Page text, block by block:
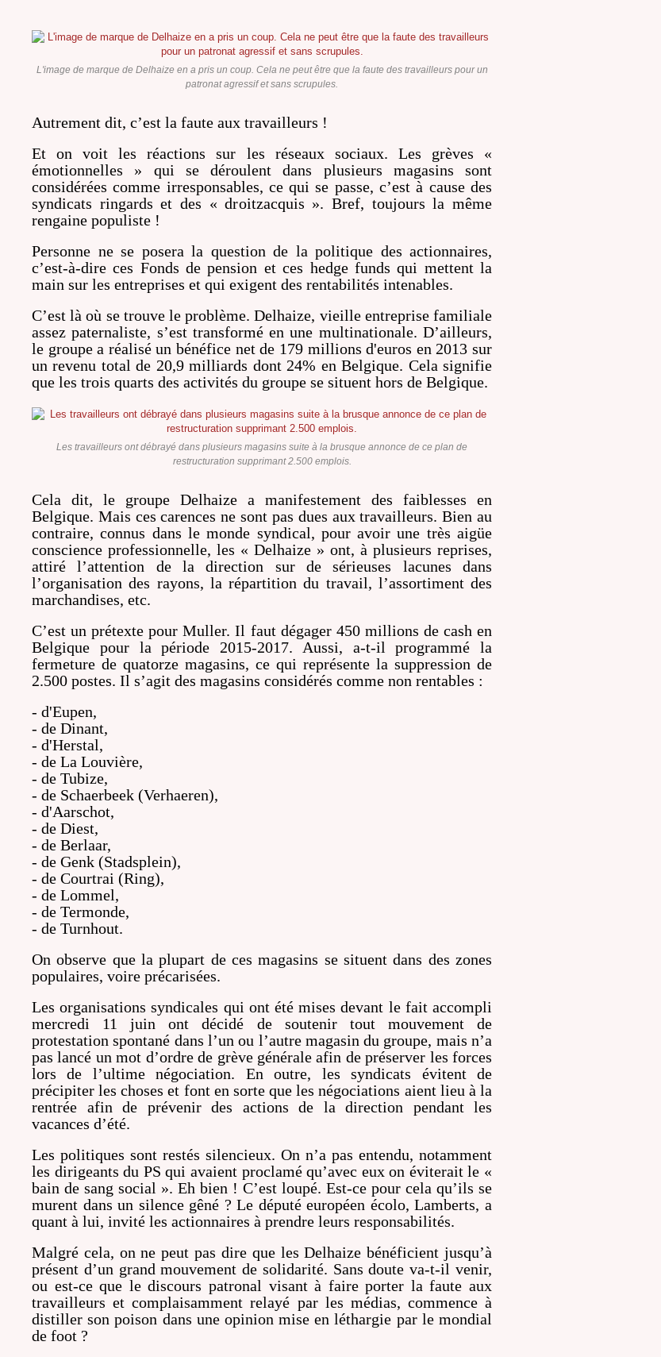
L'image de marque de Delhaize en a pris un coup. Cela ne peut être que la faute des travailleurs pour un
patronat agressif et sans scrupules.
Autrement dit, c’est la faute aux travailleurs !
Et on voit les réactions sur les réseaux sociaux. Les grèves «
émotionnelles » qui se déroulent dans plusieurs magasins sont
considérées comme irresponsables, ce qui se passe, c’est à cause des
syndicats ringards et des « droitzacquis ». Bref, toujours la même
rengaine populiste !
Personne ne se posera la question de la politique des actionnaires,
c’est-à-dire ces Fonds de pension et ces hedge funds qui mettent la
main sur les entreprises et qui exigent des rentabilités intenables.
C’est là où se trouve le problème. Delhaize, vieille entreprise familiale
assez paternaliste, s’est transformé en une multinationale. D’ailleurs,
le groupe a réalisé un bénéfice net de 179 millions d'euros en 2013 sur
un revenu total de 20,9 milliards dont 24% en Belgique. Cela signifie
que les trois quarts des activités du groupe se situent hors de Belgique.
Les travailleurs ont débrayé dans plusieurs magasins suite à la brusque annonce de ce plan de
restructuration supprimant 2.500 emplois.
Cela dit, le groupe Delhaize a manifestement des faiblesses en
Belgique. Mais ces carences ne sont pas dues aux travailleurs. Bien au
contraire, connus dans le monde syndical, pour avoir une très aigüe
conscience professionnelle, les « Delhaize » ont, à plusieurs reprises,
attiré l’attention de la direction sur de sérieuses lacunes dans
l’organisation des rayons, la répartition du travail, l’assortiment des
marchandises, etc.
C’est un prétexte pour Muller. Il faut dégager 450 millions de cash en
Belgique pour la période 2015-2017. Aussi, a-t-il programmé la
fermeture de quatorze magasins, ce qui représente la suppression de
2.500 postes. Il s’agit des magasins considérés comme non rentables :
- d'Eupen,
- de Dinant,
- d'Herstal,
- de La Louvière,
- de Tubize,
- de Schaerbeek (Verhaeren),
- d'Aarschot,
- de Diest,
- de Berlaar,
- de Genk (Stadsplein),
- de Courtrai (Ring),
- de Lommel,
- de Termonde,
- de Turnhout.
On observe que la plupart de ces magasins se situent dans des zones
populaires, voire précarisées.
Les organisations syndicales qui ont été mises devant le fait accompli
mercredi 11 juin ont décidé de soutenir tout mouvement de
protestation spontané dans l’un ou l’autre magasin du groupe, mais n’a
pas lancé un mot d’ordre de grève générale afin de préserver les forces
lors de l’ultime négociation. En outre, les syndicats évitent de
précipiter les choses et font en sorte que les négociations aient lieu à la
rentrée afin de prévenir des actions de la direction pendant les
vacances d’été.
Les politiques sont restés silencieux. On n’a pas entendu, notamment
les dirigeants du PS qui avaient proclamé qu’avec eux on éviterait le «
bain de sang social ». Eh bien ! C’est loupé. Est-ce pour cela qu’ils se
murent dans un silence gêné ? Le député européen écolo, Lamberts, a
quant à lui, invité les actionnaires à prendre leurs responsabilités.
Malgré cela, on ne peut pas dire que les Delhaize bénéficient jusqu’à
présent d’un grand mouvement de solidarité. Sans doute va-t-il venir,
ou est-ce que le discours patronal visant à faire porter la faute aux
travailleurs et complaisamment relayé par les médias, commence à
distiller son poison dans une opinion mise en léthargie par le mondial
de foot ?